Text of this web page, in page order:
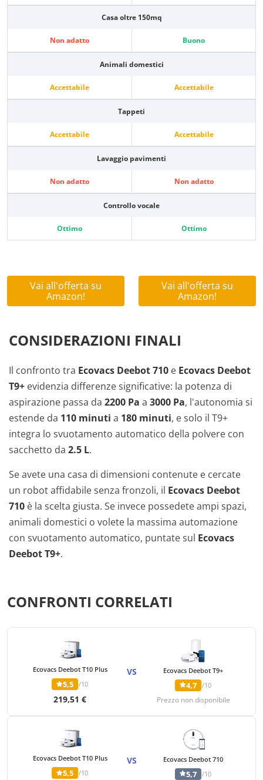
Casa oltre 150mq
Non adatto Buono
Animali domestici
Accettabile Accettabile
Tappeti
Accettabile Accettabile
Lavaggio pavimenti
Non adatto Non adatto
Controllo vocale
Ottimo Ottimo
Vai all'offerta su
Amazon!
Vai all'offerta su
Amazon!
CONSIDERAZIONI FINALI
Il confronto tra Ecovacs Deebot 710 e Ecovacs Deebot
T9+ evidenzia differenze significative: la potenza di
aspirazione passa da 2200 Pa a 3000 Pa, l'autonomia si
estende da 110 minuti a 180 minuti, e solo il T9+
integra lo svuotamento automatico della polvere con
sacchetto da 2.5 L.
Se avete una casa di dimensioni contenute e cercate
un robot affidabile senza fronzoli, il Ecovacs Deebot
710 è la scelta giusta. Se invece possedete ampi spazi,
animali domestici o volete la massima automazione
con svuotamento automatico, puntate sul Ecovacs
Deebot T9+.
CONFRONTI CORRELATI
Ecovacs Deebot T10 Plus
5,5 /10
219,51 €
VS Ecovacs Deebot T9+
4,7 /10
Prezzo non disponibile
Ecovacs Deebot T10 Plus
5,5 /10
VS Ecovacs Deebot 710
5,7 /10